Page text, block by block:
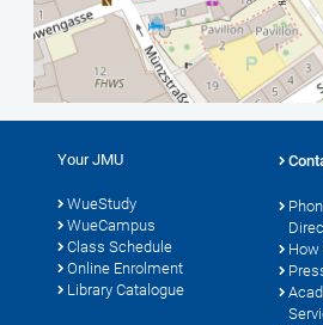
Your JMU
WueStudy
WueCampus
Class Schedule
Online Enrolment
Library Catalogue
How